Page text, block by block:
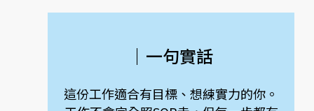
｜一句實話
這份工作適合有目標、想練實力的你。